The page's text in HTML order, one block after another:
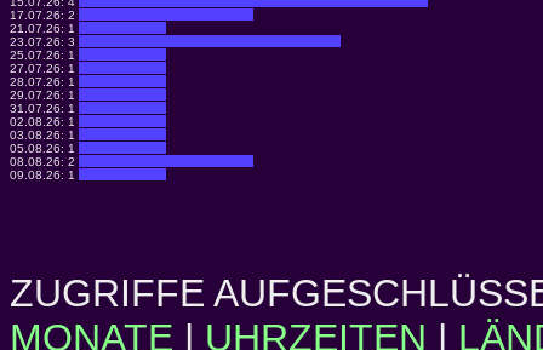
17.07.26: 2
21.07.26: 1
23.07.26: 3
25.07.26: 1
27.07.26: 1
28.07.26: 1
29.07.26: 1
31.07.26: 1
02.08.26: 1
03.08.26: 1
05.08.26: 1
08.08.26: 2
09.08.26: 1
ZUGRIFFE
MONATE | UHRZEITEN |